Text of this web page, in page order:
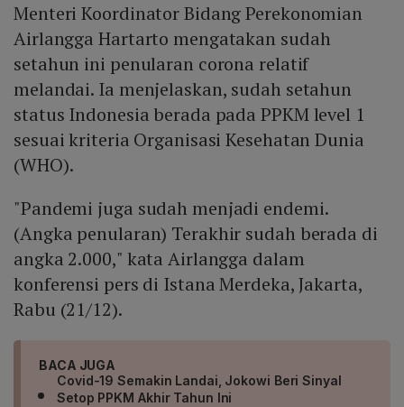
Menteri Koordinator Bidang Perekonomian
Airlangga Hartarto mengatakan sudah
setahun ini penularan corona relatif
melandai. Ia menjelaskan, sudah setahun
status Indonesia berada pada PPKM level 1
sesuai kriteria Organisasi Kesehatan Dunia
(WHO).
"Pandemi juga sudah menjadi endemi.
(Angka penularan) Terakhir sudah berada di
angka 2.000," kata Airlangga dalam
konferensi pers di Istana Merdeka, Jakarta,
Rabu (21/12).
BACA JUGA
Covid-19 Semakin Landai, Jokowi Beri Sinyal
Setop PPKM Akhir Tahun Ini